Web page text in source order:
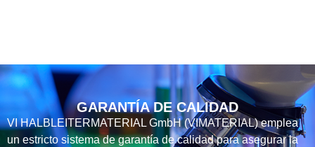
GARANTÍA DE CALIDAD
VI HALBLEITERMATERIAL GmbH (VIMATERIAL) emplea
un estricto sistema de garantía de calidad para asegurar la